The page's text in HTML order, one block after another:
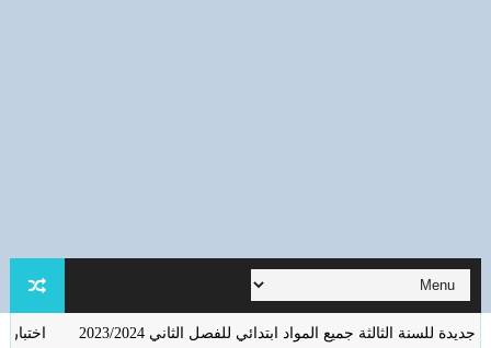
الثالثة جميع المواد ابتدائي للفصل الثاني 2023/2024 اختبارات في اللغة